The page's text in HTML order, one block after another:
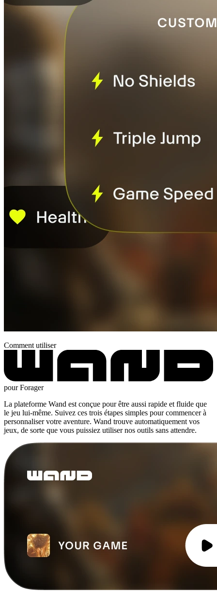
Comment utiliser
pour Forager
La plateforme Wand est conçue pour être aussi rapide et fluide que
le jeu lui-même. Suivez ces trois étapes simples pour commencer à
personnaliser votre aventure. Wand trouve automatiquement vos
jeux, de sorte que vous puissiez utiliser nos outils sans attendre.